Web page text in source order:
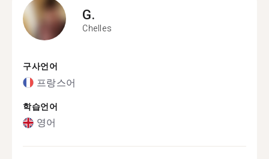
G.
Chelles
구사언어
프랑스어
학습언어
영어